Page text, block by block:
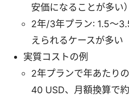
安価になることが多い）
2年/3年プラン: 1.5〜
えられるケースが多い
実質コストの例
2年プランで年あたり
40 USD、月額換算で